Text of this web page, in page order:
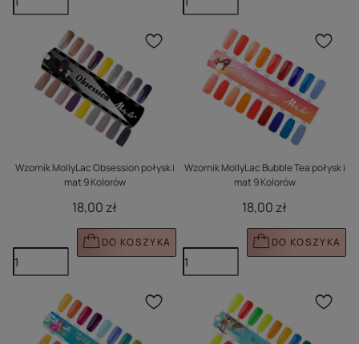
Wzornik MollyLac Obsession połysk i
mat 9 Kolorów
18,00 zł
DO KOSZYKA
Kliknij, aby dodać
Wzornik MollyLac Bubble Tea połysk i
mat 9 Kolorów
18,00 zł
DO KOSZYKA
Kliknij, aby dodać